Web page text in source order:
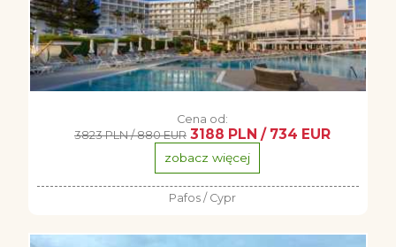
Cena od:
3823 PLN / 880 EUR 3188 PLN / 734 EUR
zobacz więcej
Pafos / Cypr